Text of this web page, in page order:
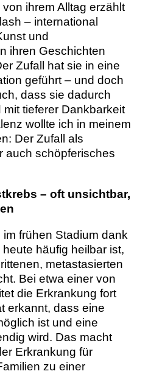
ihrem Alltag erzählt
– international
und
ihren Geschichten
Zufall hat sie in eine
geführt – und doch
dass sie dadurch
tieferer Dankbarkeit
wollte ich in meinem
Der Zufall als
auch schöpferisches
– oft unsichtbar,
frühen Stadium dank
häufig heilbar ist,
metastasierten
Bei etwa einer von
die Erkrankung fort
erkannt, dass eine
ist und eine
wird. Das macht
Erkrankung für
zu einer